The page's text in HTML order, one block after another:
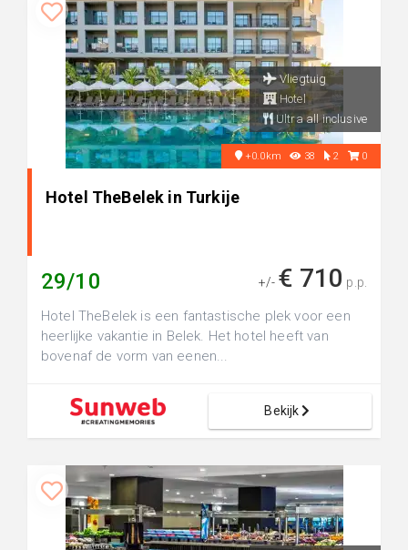
Vliegtuig
Hotel
Ultra all inclusive
+0.0km 38 2 0
Hotel TheBelek in Turkije
29/10 +/- € 710 p.p.
Hotel TheBelek is een fantastische plek voor een
heerlijke vakantie in Belek. Het hotel heeft van
bovenaf de vorm van eenen...
Bekijk